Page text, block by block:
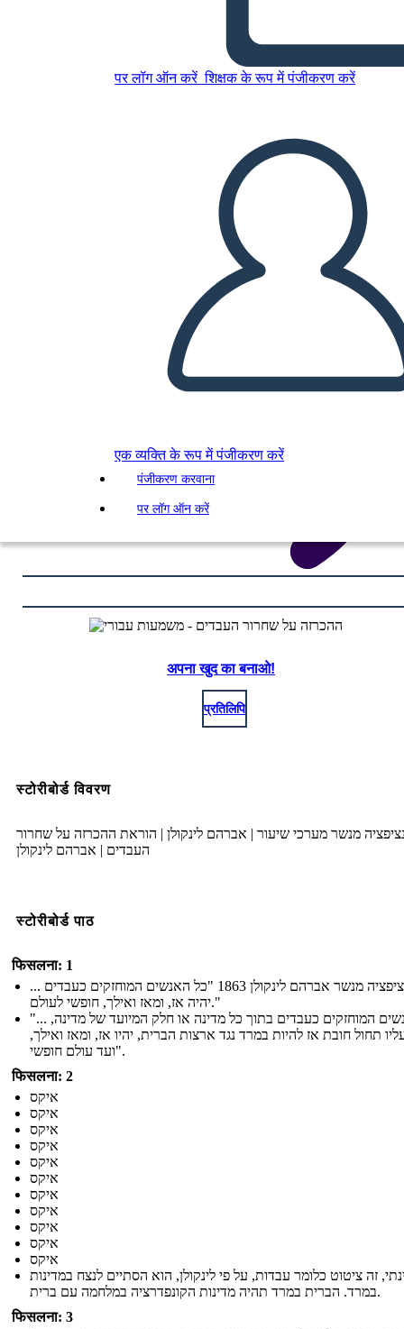
पर लॉग ऑन करें शिक्षक के रूप में पंजीकरण करें
एक व्यक्ति के रूप में पंजीकरण करें
पंजीकरण करवाना
पर लॉग ऑन करें
משמעות עבורי
स्लाइड शो चलाएं
मुझे पढ़कर सुनाओ
अपना खुद का बनाओ!
प्रतिलिपि
स्टोरीबोर्ड विवरण
מנשר מערכי שיעור | אברהם לינקולן | הוראת ההכרזה על שחרור
העבדים | אברהם לינקולן
स्टोरीबोर्ड पाठ
फिसलना: 1
האמנציפציה מנשר אברהם לינקולן 1863 "כל האנשים המוחזקים כעבדים ...
יהיה אז, ומאז ואילך, חופשי לעולם."
"... כל האנשים המוחזקים כעבדים בתוך כל מדינה או חלק המיועד של מדינה,
תחול חובת אז להיות במרד נגד ארצות הברית, יהיו אז, ומאז ואילך,
ועד עולם חופשי".
फिसलना: 2
איקס
איקס
איקס
איקס
איקס
איקס
איקס
איקס
איקס
איקס
איקס
זה ציטוט כלומר עבדות, על פי לינקולן, הוא הסתיים לנצח במדינות
במרד. הברית במרד תהיה מדינות הקונפדרציה במלחמה עם ברית.
फिसलना: 3